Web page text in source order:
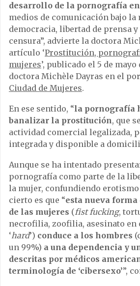
desarrollo de la pornografía
medios de comunicación bajo la
democracia, libertad de prensa
censura”, advierte la doctora
artículo ‘Prostitución,
mujeres’, publicado el 5 de
doctora Michèle Dayras en el
Ciudad de Mujeres.
En ese sentido, “la pornografía
banalizar la prostitución, que
actividad comercial legalizada,
integrada y disponible a
Aunque se ha intentado
pornografía como parte de la
la mujer, confundiendo
cierto es que “esta nueva
de las mujeres (fist fucking,
necrofilia, zoofilia, asesinato
‘hard’) conduce a los hombres
un 99%) a una dependencia y
descritas por médicos
terminología de ‘cibersexo’”,